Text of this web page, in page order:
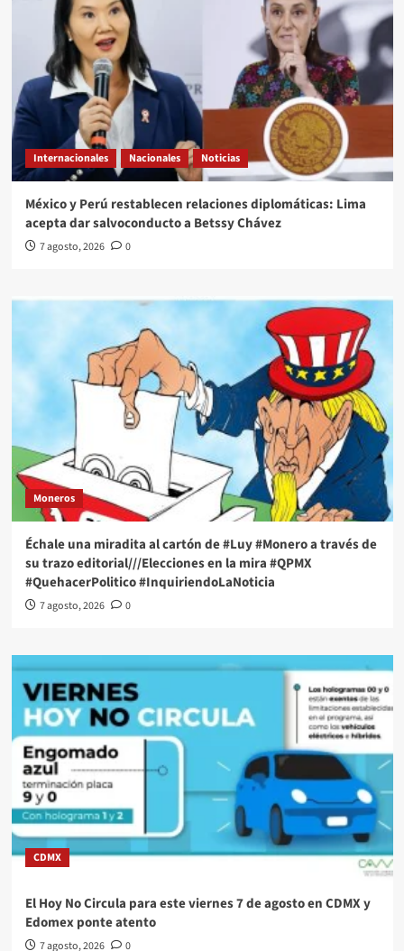
Internacionales Nacionales Noticias
México y Perú restablecen relaciones diplomáticas: Lima
acepta dar salvoconducto a Betssy Chávez
7 agosto, 2026 0
Moneros
Échale una miradita al cartón de #Luy #Monero a través de
su trazo editorial///Elecciones en la mira #QPMX
#QuehacerPolitico #InquiriendoLaNoticia
7 agosto, 2026 0
CDMX
El Hoy No Circula para este viernes 7 de agosto en CDMX y
Edomex ponte atento
7 agosto, 2026 0